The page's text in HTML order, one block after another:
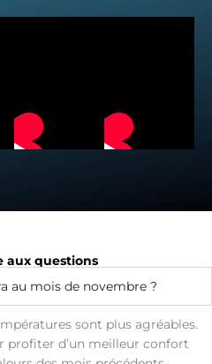
aux questions
au mois de novembre ?
sont plus agréables.
profiter d’un meilleur confort